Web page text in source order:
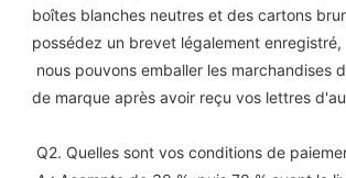
boîtes blanches neutres et des cartons
possédez un brevet légalement enregistré,
de marque après avoir reçu vos lettres
Q2. Quelles sont vos conditions de